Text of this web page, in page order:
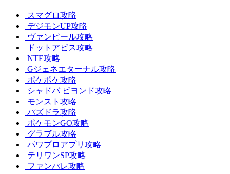
スマグロ攻略
デジモンUP攻略
ヴァンピール攻略
ドットアビス攻略
NTE攻略
Gジェネエターナル攻略
ポケポケ攻略
シャドバ ビヨンド攻略
モンスト攻略
パズドラ攻略
ポケモンGO攻略
グラブル攻略
パワプロアプリ攻略
テリワンSP攻略
ファンパレ攻略